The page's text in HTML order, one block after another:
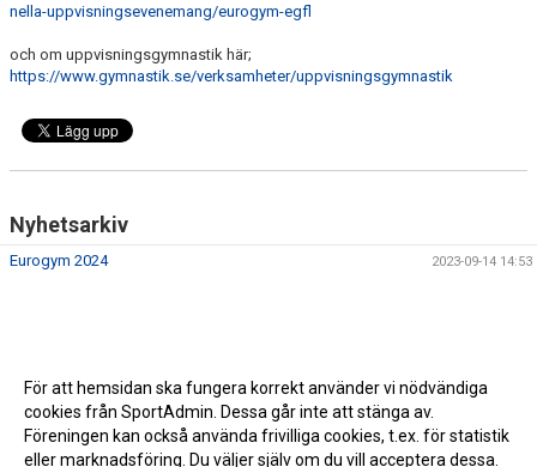
nella-uppvisningsevenemang/eurogym-egfl
och om uppvisningsgymnastik här;
https://www.gymnastik.se/verksamheter/uppvisningsgymnastik
Nyhetsarkiv
Eurogym 2024 2023-09-14 14:53
För att hemsidan ska fungera korrekt använder vi nödvändiga
cookies från SportAdmin. Dessa går inte att stänga av.
Föreningen kan också använda frivilliga cookies, t.ex. för statistik
eller marknadsföring. Du väljer själv om du vill acceptera dessa.